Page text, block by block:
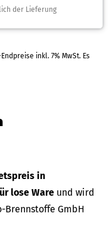
der Lieferung
7% MwSt. Es
in
lose Ware und wird
GmbH